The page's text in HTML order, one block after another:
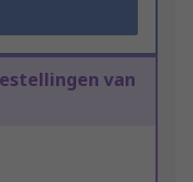
van